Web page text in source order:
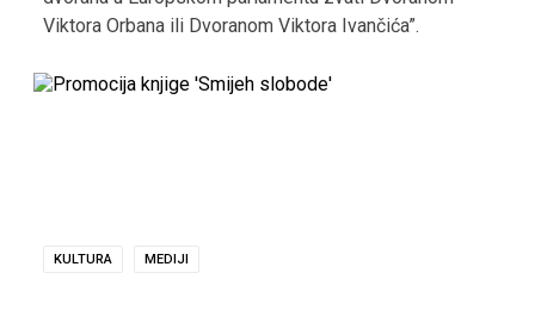
Viktora Orbana ili Dvoranom Viktora Ivančića”.
KULTURA MEDIJI